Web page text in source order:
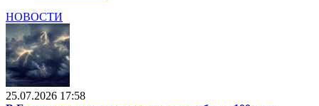
НОВОСТИ
25.07.2026 17:58